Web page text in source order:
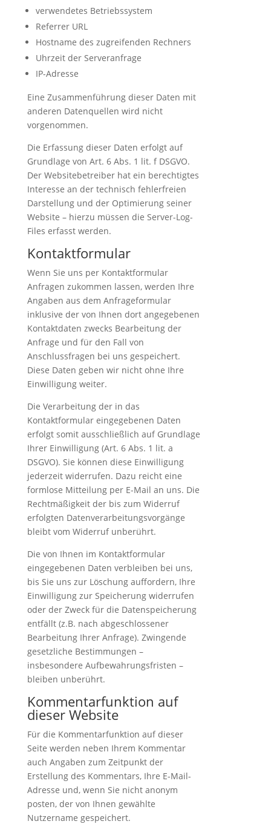
verwendetes Betriebssystem
Referrer URL
Hostname des zugreifenden Rechners
Uhrzeit der Serveranfrage
IP-Adresse
Eine Zusammenführung dieser Daten mit
anderen Datenquellen wird nicht
vorgenommen.
Die Erfassung dieser Daten erfolgt auf
Grundlage von Art. 6 Abs. 1 lit. f DSGVO.
Der Websitebetreiber hat ein berechtigtes
Interesse an der technisch fehlerfreien
Darstellung und der Optimierung seiner
Website – hierzu müssen die Server-Log-
Files erfasst werden.
Kontaktformular
Wenn Sie uns per Kontaktformular
Anfragen zukommen lassen, werden Ihre
Angaben aus dem Anfrageformular
inklusive der von Ihnen dort angegebenen
Kontaktdaten zwecks Bearbeitung der
Anfrage und für den Fall von
Anschlussfragen bei uns gespeichert.
Diese Daten geben wir nicht ohne Ihre
Einwilligung weiter.
Die Verarbeitung der in das
Kontaktformular eingegebenen Daten
erfolgt somit ausschließlich auf Grundlage
Ihrer Einwilligung (Art. 6 Abs. 1 lit. a
DSGVO). Sie können diese Einwilligung
jederzeit widerrufen. Dazu reicht eine
formlose Mitteilung per E-Mail an uns. Die
Rechtmäßigkeit der bis zum Widerruf
erfolgten Datenverarbeitungsvorgänge
bleibt vom Widerruf unberührt.
Die von Ihnen im Kontaktformular
eingegebenen Daten verbleiben bei uns,
bis Sie uns zur Löschung auffordern, Ihre
Einwilligung zur Speicherung widerrufen
oder der Zweck für die Datenspeicherung
entfällt (z.B. nach abgeschlossener
Bearbeitung Ihrer Anfrage). Zwingende
gesetzliche Bestimmungen –
insbesondere Aufbewahrungsfristen –
bleiben unberührt.
Kommentarfunktion auf
dieser Website
Für die Kommentarfunktion auf dieser
Seite werden neben Ihrem Kommentar
auch Angaben zum Zeitpunkt der
Erstellung des Kommentars, Ihre E-Mail-
Adresse und, wenn Sie nicht anonym
posten, der von Ihnen gewählte
Nutzername gespeichert.